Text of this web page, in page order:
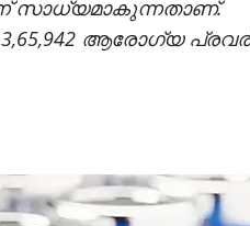
സാധ്യമാകുന്നതാണ്.
3,65,942 ആരോഗ്യ